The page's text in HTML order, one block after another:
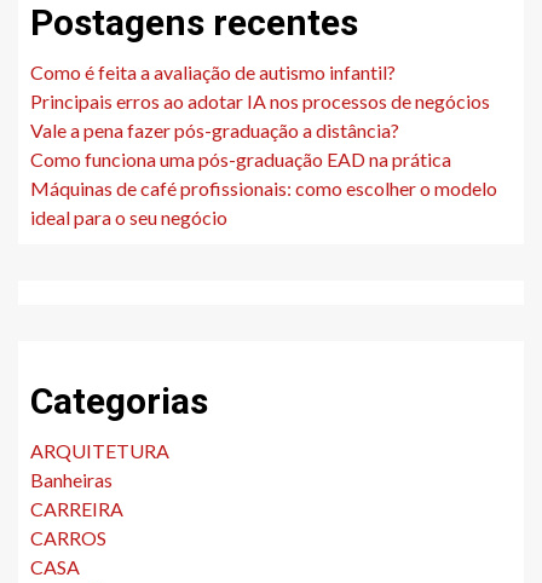
Postagens recentes
Como é feita a avaliação de autismo infantil?
Principais erros ao adotar IA nos processos de negócios
Vale a pena fazer pós-graduação a distância?
Como funciona uma pós-graduação EAD na prática
Máquinas de café profissionais: como escolher o modelo
ideal para o seu negócio
Categorias
ARQUITETURA
Banheiras
CARREIRA
CARROS
CASA